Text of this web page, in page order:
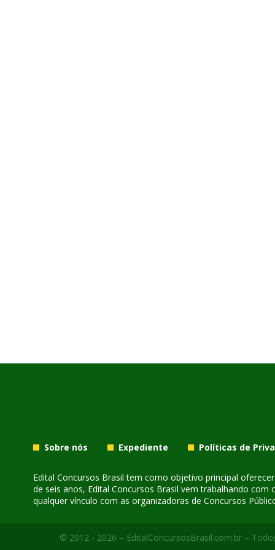
Sobre nós Expediente Políticas de
Edital Concursos Brasil tem como objetivo principal
de seis anos, Edital Concursos Brasil vem trabalhando
qualquer vínculo com as organizadoras de Concursos
© 2012 - 2026 – EditalConcursosBrasil.com.br –